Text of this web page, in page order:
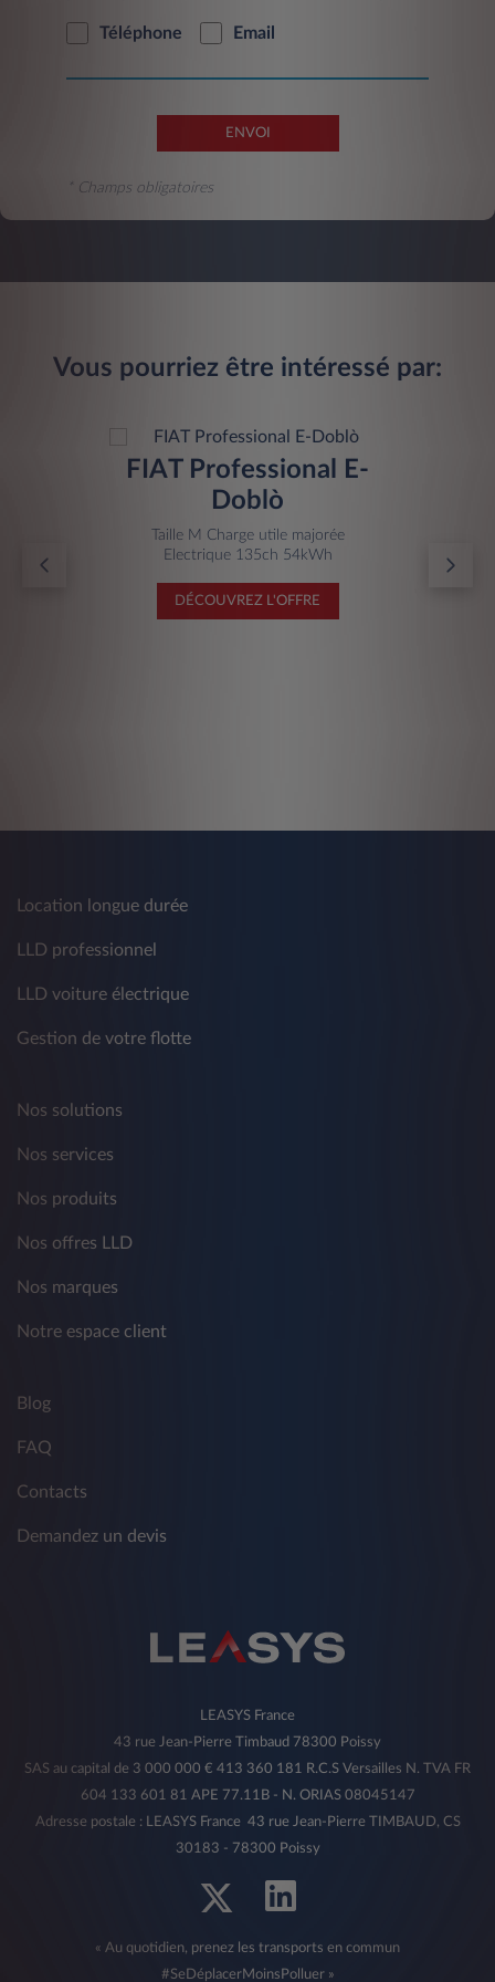
Téléphone Email
ENVOI
* Champs obligatoires
Vous pourriez être intéressé par:
FIAT Professional E-
Doblò
Taille M Charge utile majorée
Electrique 135ch 54kWh
DÉCOUVREZ L'OFFRE
Location longue durée
LLD professionnel
LLD voiture électrique
Gestion de votre flotte
Nos solutions
Nos services
Nos produits
Nos offres LLD
Nos marques
Notre espace client
Blog
FAQ
Contacts
Demandez un devis
LEASYS France
43 rue Jean-Pierre Timbaud 78300 Poissy
SAS au capital de 3 000 000 € 413 360 181 R.C.S Versailles N. TVA FR
604 133 601 81 APE 77.11B - N. ORIAS 08045147
Adresse postale : LEASYS France 43 rue Jean-Pierre TIMBAUD, CS
30183 - 78300 Poissy
« Au quotidien, prenez les transports en commun
#SeDéplacerMoinsPolluer »